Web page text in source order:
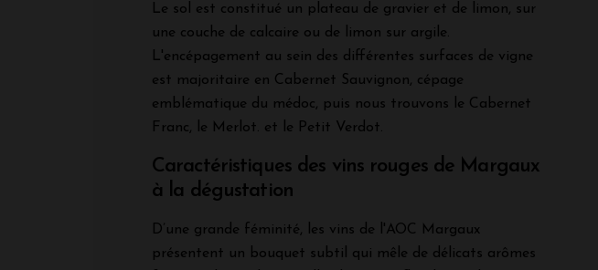
Le sol est constitué un plateau de gravier et de limon, sur
une couche de calcaire ou de limon sur argile.
L'encépagement au sein des différentes surfaces de vigne
est majoritaire en Cabernet Sauvignon, cépage
emblématique du médoc, puis nous trouvons le Cabernet
Franc, le Merlot. et le Petit Verdot.
Caractéristiques des vins rouges de Margaux
à la dégustation
D’une grande féminité, les vins de l'AOC Margaux
présentent un bouquet subtil qui mêle de délicats arômes